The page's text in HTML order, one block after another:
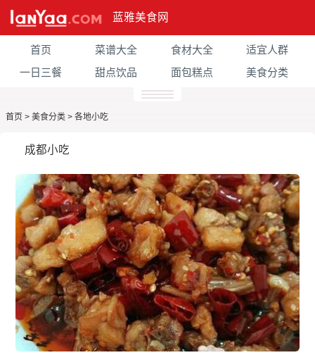
蓝雅美食网
首页 菜谱大全 食材大全
适宜人群
一日三餐
甜点饮品 面包糕点 美食分类
首页 > 美食分类 > 各地小吃
成都小吃